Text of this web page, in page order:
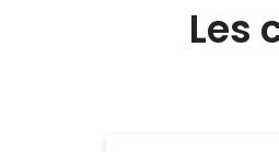
Les